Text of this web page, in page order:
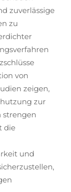
zuverlässige
zu
von
zeigen,
zur
strengen
die
und